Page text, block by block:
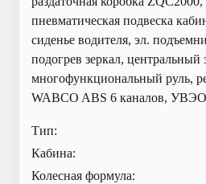
пневматическая подвеска
сиденье водителя, эл.
подогрев зеркал, центральный
многофункциональный руль,
WABCO ABS 6 каналов,
Тип:
Кабина:
Колесная формула: